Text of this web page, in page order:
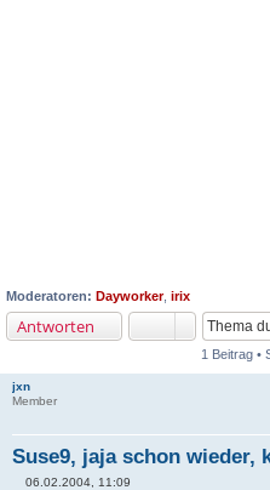
Moderatoren: Dayworker, irix
Antworten
1 Beitrag •
jxn
Member
Suse9, jaja schon wieder,
06.02.2004, 11:09